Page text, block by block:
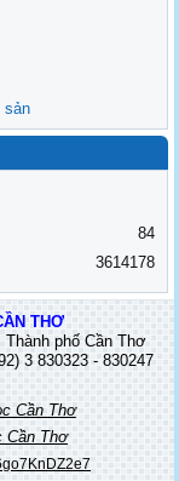
sản
84
3614178
THƠ
phố Cần Thơ
3 830323 - 830247
Cần Thơ
Cần Thơ